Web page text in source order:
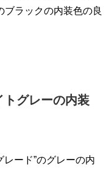
ブラックの内装色の良
トグレーの内装
ード”のグレーの内